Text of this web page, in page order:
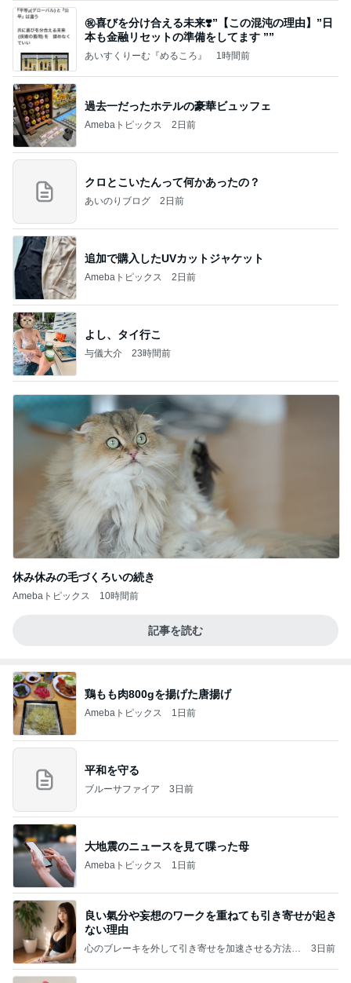
㊗️喜びを分け合える未来❣️”【この混沌の理由】”⽇
本も⾦融リセットの準備をしてます ””
あいすくりーむ『めるころ』 1時間前
過去一だったホテルの豪華ビュッフェ
Amebaトピックス 2日前
クロとこいたんって何かあったの？
あいのりブログ 2日前
追加で購入したUVカットジャケット
Amebaトピックス 2日前
よし、タイ行こ
与儀大介 23時間前
休み休みの毛づくろいの続き
Amebaトピックス 10時間前
記事を読む
鶏もも肉800gを揚げた唐揚げ
Amebaトピックス 1日前
平和を守る
ブルーサファイア 3日前
大地震のニュースを見て喋った母
Amebaトピックス 1日前
良い氣分や妄想のワークを重ねても引き寄せが起き
ない理由
心のブレーキを外して引き寄せを加速させる方法：
3日前